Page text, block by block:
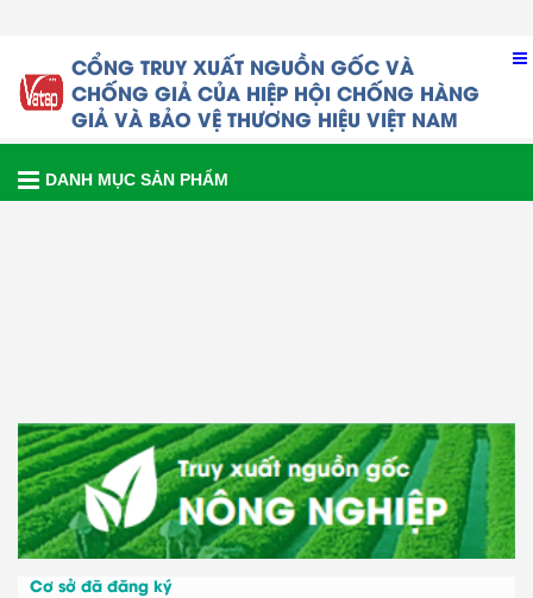
CỔNG TRUY XUẤT NGUỒN GỐC VÀ
CHỐNG GIẢ CỦA HIỆP HỘI CHỐNG HÀNG
GIẢ VÀ BẢO VỆ THƯƠNG HIỆU VIỆT NAM
DANH MỤC SẢN PHẨM
Cơ sở đã đăng ký